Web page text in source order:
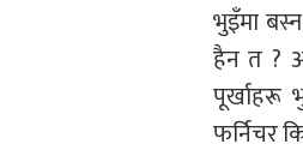
भुइँमा
हैन त ?
पूर्खाहरू
फर्निचर